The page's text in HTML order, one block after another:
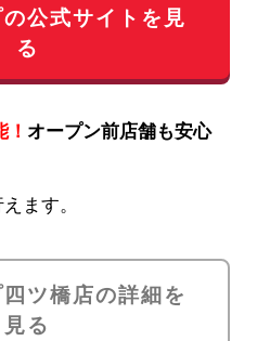
公式サイトを見
る
オープン前店舗も安心
ます。
ツ橋店の詳細を
見る